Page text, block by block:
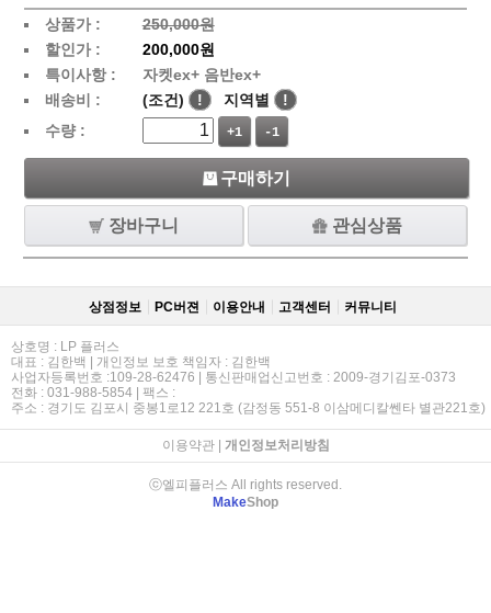
상품가 :
250,000원
할인가 :
200,000원
특이사항 :
자켓ex+ 음반ex+
배송비 :
(조건) ! 지역별
!
수량 :
+1 -1
구매하기
장바구니 관심상품
상점정보 PC버젼 이용안내 고객센터 커뮤니티
상호명 : LP 플러스
대표 : 김한백 | 개인정보 보호 책임자 : 김한백
사업자등록번호 :109-28-62476 | 통신판매업신고번호 : 2009-경기김포-0373
전화 : 031-988-5854 | 팩스 :
주소 : 경기도 김포시 중봉1로12 221호 (감정동 551-8 이삼메디칼쎈타 별관221호)
이용약관| 개인정보처리방침
ⓒ엘피플러스 All rights reserved.
MakeShop